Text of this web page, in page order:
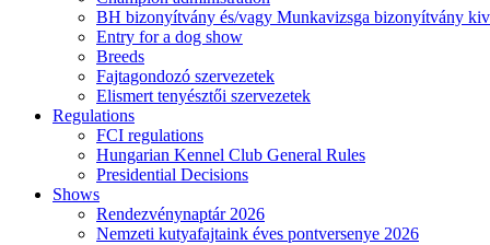
BH bizonyítvány és/vagy Munkavizsga bizonyítvány
Entry for a dog show
Breeds
Fajtagondozó szervezetek
Elismert tenyésztői szervezetek
Regulations
FCI regulations
Hungarian Kennel Club General Rules
Presidential Decisions
Shows
Rendezvénynaptár 2026
Nemzeti kutyafajtaink éves pontversenye 2026